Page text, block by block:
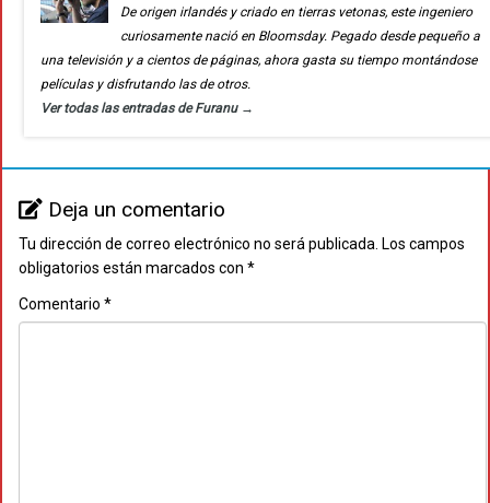
De origen irlandés y criado en tierras vetonas, este ingeniero
curiosamente nació en Bloomsday. Pegado desde pequeño a
una televisión y a cientos de páginas, ahora gasta su tiempo montándose
películas y disfrutando las de otros.
Ver todas las entradas de Furanu →
Deja un comentario
Tu dirección de correo electrónico no será publicada. Los campos
obligatorios están marcados con *
Comentario *